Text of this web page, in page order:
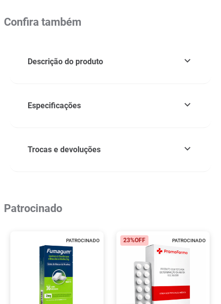
Confira também
Descrição do produto
Especificações
Trocas e devoluções
Patrocinado
PATROCINADO PATROCINADO
23%OFF